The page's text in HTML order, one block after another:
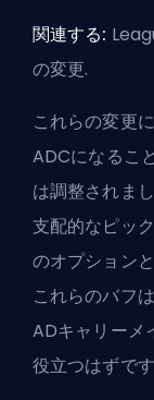
関連する:
の変更.
これらの変更
ADCになるこ
は調整されま
支配的なピッ
のオプション
これらのバフ
ADキャリーメ
役立つはずです